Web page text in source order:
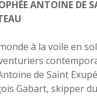
ANTOINE DE
à la voile en
de Saint
Gabart, skipper